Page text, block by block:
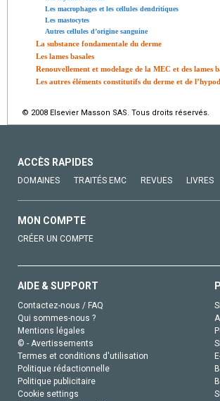
Les macrophages et les cellules dendritiques
Les mastocytes
Autres cellules d’origine sanguine
La substance fondamentale du derme
Les lames basales
Renouvellement et modelage de la MEC et des lames
Les autres éléments constitutifs du derme et de
© 2008 Elsevier Masson SAS. Tous droits réservés.
ACCÈS RAPIDES
DOMAINES TRAITÉS EMC REVUES LIVRES
MON COMPTE
CRÉER UN COMPTE
AIDE & SUPPORT
Contactez-nous / FAQ
Qui sommes-nous ?
Mentions légales
© - Avertissements
Termes et conditions d'utilisation
Politique rédactionnelle
Politique publicitaire
Cookie settings